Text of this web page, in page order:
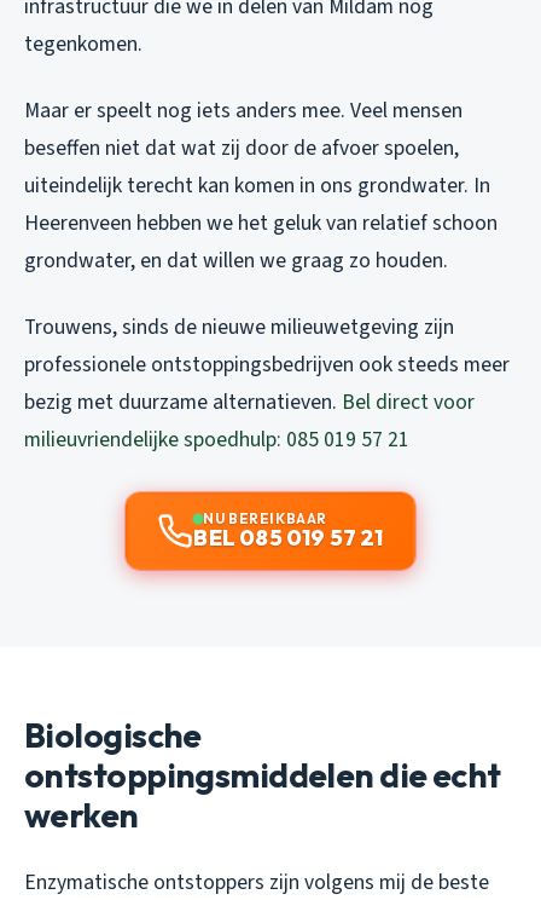
infrastructuur die we in delen van Mildam nog
tegenkomen.
Maar er speelt nog iets anders mee. Veel mensen
beseffen niet dat wat zij door de afvoer spoelen,
uiteindelijk terecht kan komen in ons grondwater. In
Heerenveen hebben we het geluk van relatief schoon
grondwater, en dat willen we graag zo houden.
Trouwens, sinds de nieuwe milieuwetgeving zijn
professionele ontstoppingsbedrijven ook steeds meer
bezig met duurzame alternatieven. Bel direct voor
milieuvriendelijke spoedhulp: 085 019 57 21
NU BEREIKBAAR
BEL 085 019 57 21
Biologische
ontstoppingsmiddelen die echt
werken
Enzymatische ontstoppers zijn volgens mij de beste